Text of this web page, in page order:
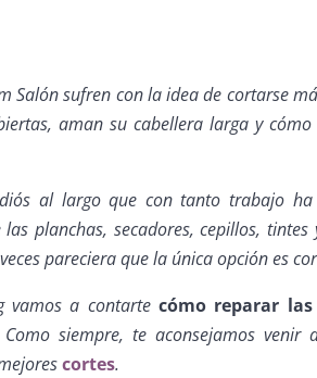
Salón sufren con la idea de cortarse
aman su cabellera larga y
al largo que con tanto trabajo ha
planchas, secadores, cepillos,
pareciera que la única opción es
vamos a contarte cómo reparar
siempre, te aconsejamos
cortes.